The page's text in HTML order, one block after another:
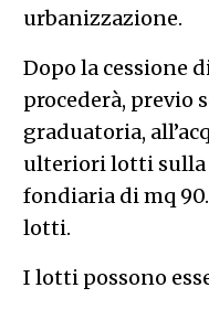
urbanizzazione.
Dopo la cessione
procederà, previo
graduatoria,
ulteriori lotti sulla
fondiaria di mq
lotti.
I lotti possono